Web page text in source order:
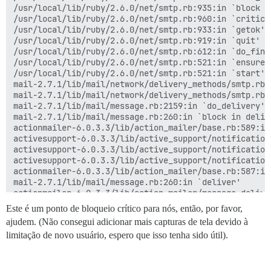
/usr/local/lib/ruby/2.6.0/net/smtp.rb:935:in `block
/usr/local/lib/ruby/2.6.0/net/smtp.rb:960:in
/usr/local/lib/ruby/2.6.0/net/smtp.rb:933:in `getok'
/usr/local/lib/ruby/2.6.0/net/smtp.rb:919:in `quit'
/usr/local/lib/ruby/2.6.0/net/smtp.rb:612:in
/usr/local/lib/ruby/2.6.0/net/smtp.rb:521:in
/usr/local/lib/ruby/2.6.0/net/smtp.rb:521:in `start'
mail-2.7.1/lib/mail/network/delivery_methods/
mail-2.7.1/lib/mail/network/delivery_methods/
mail-2.7.1/lib/mail/message.rb:2159:in `do_delivery'
mail-2.7.1/lib/mail/message.rb:260:in `block in
actionmailer-6.0.3.3/lib/action_mailer/
activesupport-6.0.3.3/lib/active_support/
activesupport-6.0.3.3/lib/active_support/
activesupport-6.0.3.3/lib/active_support/
actionmailer-6.0.3.3/lib/action_mailer/
mail-2.7.1/lib/mail/message.rb:260:in `deliver'
actionmailer-6.0.3.3/lib/action_mailer/
actionmailer-6.0.3.3/lib/action_mailer/
actionmailer-6.0.3.3/lib/action_mailer/
/var/www/discourse/lib/email/sender.rb:226:in `send'
/var/www/discourse/app/jobs/regular/
Este é um ponto de bloqueio crítico para nós, então, por favor,
ajudem. (Não consegui adicionar mais capturas de tela devido à
limitação de novo usuário, espero que isso tenha sido útil).